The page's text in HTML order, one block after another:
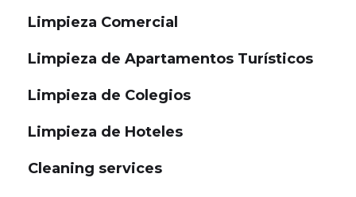
Limpieza Comercial
Limpieza de Apartamentos Turísticos
Limpieza de Colegios
Limpieza de Hoteles
Cleaning services